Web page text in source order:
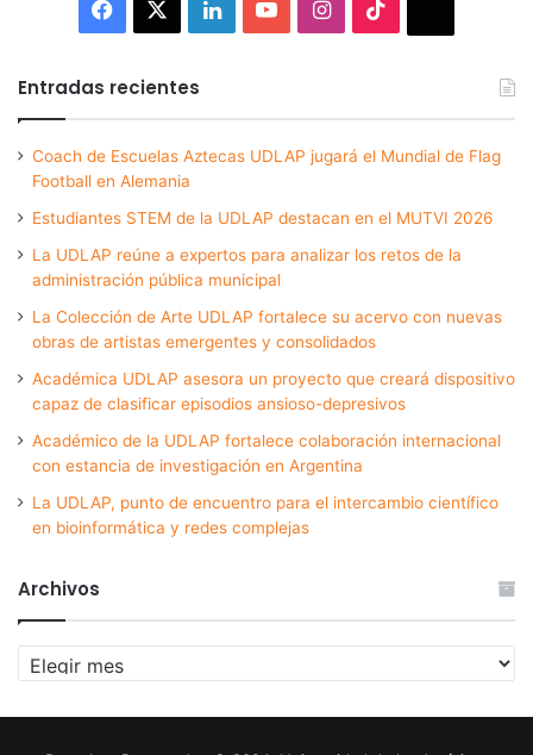
Facebook LinkedInYouTubeInstagram
Entradas recientes
Coach de Escuelas Aztecas UDLAP jugará el Mundial de Flag
Football en Alemania
Estudiantes STEM de la UDLAP destacan en el MUTVI 2026
La UDLAP reúne a expertos para analizar los retos de la
administración pública municipal
La Colección de Arte UDLAP fortalece su acervo con nuevas
obras de artistas emergentes y consolidados
Académica UDLAP asesora un proyecto que creará dispositivo
capaz de clasificar episodios ansioso-depresivos
Académico de la UDLAP fortalece colaboración internacional
con estancia de investigación en Argentina
La UDLAP, punto de encuentro para el intercambio científico
en bioinformática y redes complejas
Archivos
Archivos